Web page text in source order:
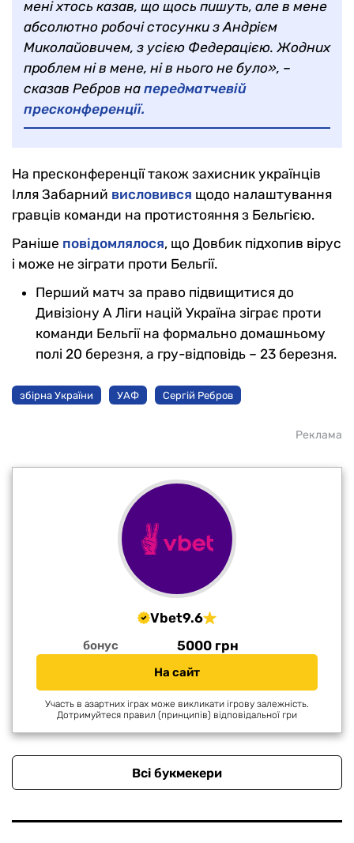
мені хтось казав, що щось пишуть, але в мене
абсолютно робочі стосунки з Андрієм
Миколайовичем, з усією Федерацією. Жодних
проблем ні в мене, ні в нього не було», –
сказав Ребров на передматчевій
пресконференції.
На пресконференції також захисник українців
Ілля Забарний висловився щодо налаштування
гравців команди на протистояння з Бельгією.
Раніше повідомлялося, що Довбик підхопив вірус
і може не зіграти проти Бельгії.
Перший матч за право підвищитися до
Дивізіону А Ліги націй Україна зіграє проти
команди Бельгії на формально домашньому
полі 20 березня, а гру-відповідь – 23 березня.
збірна України УАФ Сергій Ребров
Реклама
Vbet9.6
бонус 5000 грн
На сайт
Участь в азартних іграх може викликати ігрову залежність.
Дотримуйтеся правил (принципів) відповідальної гри
Всі букмекери